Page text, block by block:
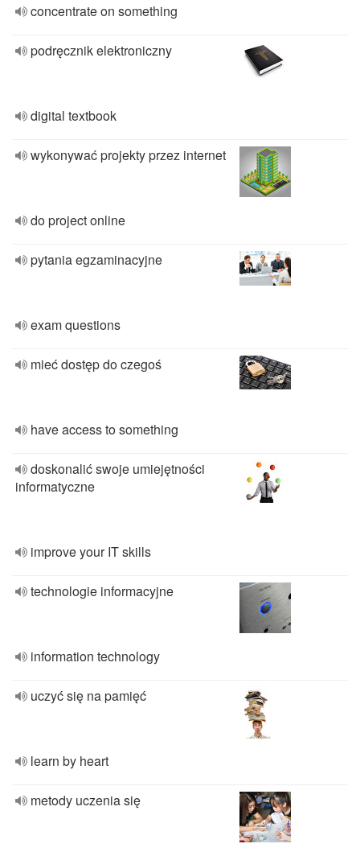
concentrate on something
podręcznik elektroniczny
digital textbook
wykonywać projekty przez internet
do project online
pytania egzaminacyjne
exam questions
mieć dostęp do czegoś
have access to something
doskonalić swoje umiejętności
informatyczne
improve your IT skills
technologie informacyjne
information technology
uczyć się na pamięć
learn by heart
metody uczenia się